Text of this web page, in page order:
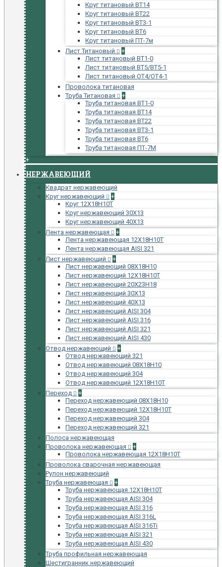
Круг титановый ВТ14
Круг титановый ВТ22
Круг титановый ВТ3-1
Круг титановый ВТ6
Круг титановый ПТ-7м
Лист Титановый
+
Лист титановый ВТ1-0
Лист титановый ВТ5/ВТ5-1
Лист титановый ОТ4/ОТ4-1
Проволока титановая
Труба Титановая
+
Труба титановая ВТ1-0
Труба титановая ВТ14
Труба титановая ВТ22
Труба титановая ВТ3-1
Труба титановая ВТ6
Труба титановая ПТ-7М
+
НЕРЖАВЕЮЩИЙ
Квадрат нержавеющий
Круг нержавеющий
+
Круг 12Х18Н10Т
Круг нержавеющий 30Х13
Круг нержавеющий 40Х13
Лента нержавеющая
+
Лента нержавеющая 12Х18Н10Т
Лента нержавеющая AISI 321
Лист нержавеющий
+
Лист нержавеющий 08Х18Н10
Лист нержавеющий 12Х18Н10Т
Лист нержавеющий 20Х23Н18
Лист нержавеющий 30Х13
Лист нержавеющий 40Х13
Лист нержавеющий AISI 304
Лист нержавеющий AISI 316
Лист нержавеющий AISI 321
Лист нержавеющий AISI 430
Отвод нержавеющий
+
Отвод нержавеющий 321
Отвод нержавеющий 08Х18Н10
Отвод нержавеющий 304
Отвод нержавеющий 12Х18Н10Т
Переход
+
Переход нержавеющий 08Х18Н10
Переход нержавеющий 12Х18Н10Т
Переход нержавеющий 304
Переход нержавеющий 321
Полоса нержавеющая
Проволока нержавеющая
+
Проволока нержавеющая 12Х18Н10Т
Проволока сварочная нержавеющая
Рулон нержавеющий
Труба нержавеющая
+
Труба нержавеющая 12Х18Н10Т
Труба нержавеющая AISI 304
Труба нержавеющая AISI 316
Труба нержавеющая AISI 316L
Труба нержавеющая AISI 316Ti
Труба нержавеющая AISI 321
Труба нержавеющая AISI 430
Труба профильная нержавеющая
Шестигранник нержавеющий